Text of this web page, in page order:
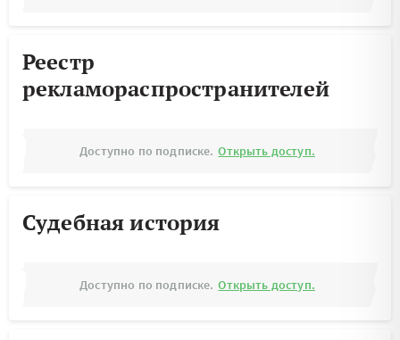
Реестр
рекламораспространителей
Доступно по подписке. Открыть доступ.
Судебная история
Доступно по подписке. Открыть доступ.